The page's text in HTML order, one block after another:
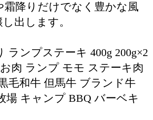
霜降りだけでなく豊かな風
出します。
ランプステーキ 400g 200g×2
肉 ランプ モモ ステーキ肉
毛和牛 但馬牛 ブランド牛
場 キャンプ BBQ バーベキ